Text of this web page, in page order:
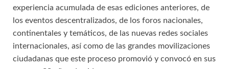
experiencia acumulada de esas ediciones anteriores, de
los eventos descentralizados, de los foros nacionales,
continentales y temáticos, de las nuevas redes sociales
internacionales, así como de las grandes movilizaciones
ciudadanas que este proceso promovió y convocó en sus